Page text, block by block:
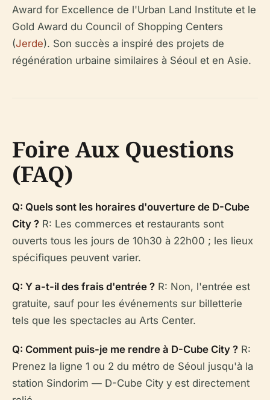
Award for Excellence de l'Urban Land Institute et le
Gold Award du Council of Shopping Centers
(Jerde). Son succès a inspiré des projets de
régénération urbaine similaires à Séoul et en Asie.
Foire Aux Questions
(FAQ)
Q: Quels sont les horaires d'ouverture de D-Cube
City ? R: Les commerces et restaurants sont
ouverts tous les jours de 10h30 à 22h00 ; les lieux
spécifiques peuvent varier.
Q: Y a-t-il des frais d'entrée ? R: Non, l'entrée est
gratuite, sauf pour les événements sur billetterie
tels que les spectacles au Arts Center.
Q: Comment puis-je me rendre à D-Cube City ? R:
Prenez la ligne 1 ou 2 du métro de Séoul jusqu'à la
station Sindorim — D-Cube City y est directement